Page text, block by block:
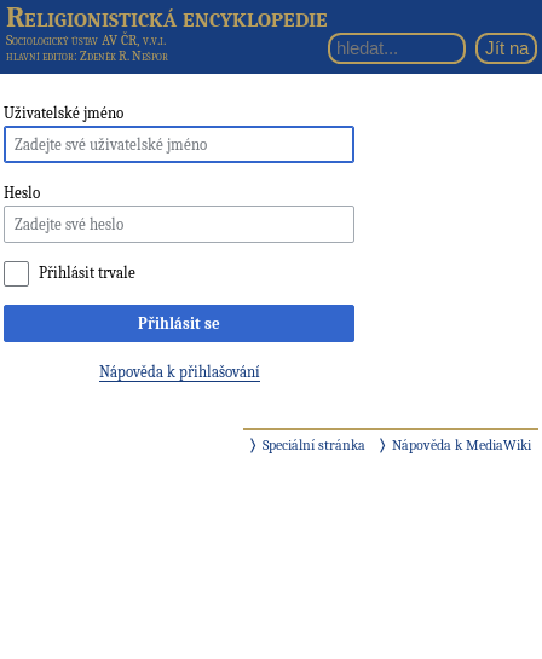
Religionistická encyklopedie
Sociologický ústav AV ČR, v.v.i.
hlavní editor: Zdeněk R. Nešpor
Uživatelské jméno
Heslo
Přihlásit trvale
Přihlásit se
Nápověda k přihlašování
Speciální stránka Nápověda k MediaWiki